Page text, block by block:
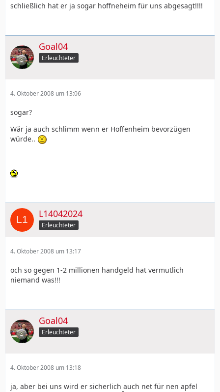
schließlich hat er ja sogar hoffneheim für uns abgesagt!!!!
Goal04
Erleuchteter
4. Oktober 2008 um 13:06
sogar?
Wär ja auch schlimm wenn er Hoffenheim bevorzügen
würde..
L14042024
Erleuchteter
4. Oktober 2008 um 13:17
och so gegen 1-2 millionen handgeld hat vermutlich
niemand was!!!
Goal04
Erleuchteter
4. Oktober 2008 um 13:18
ja, aber bei uns wird er sicherlich auch net für nen apfel